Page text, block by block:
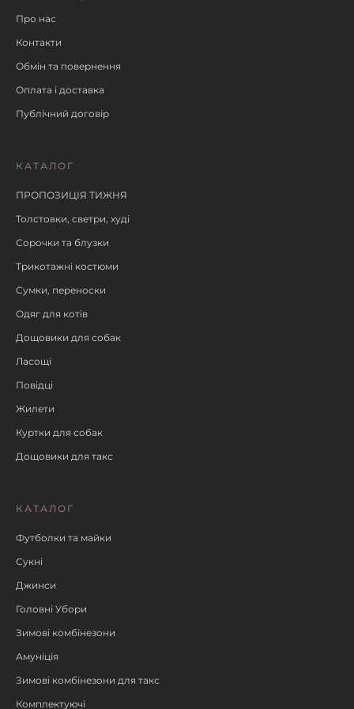
Про нас
Контакти
Обмін та повернення
Оплата і доставка
Публічний договір
КАТАЛОГ
ПРОПОЗИЦІЯ ТИЖНЯ
Толстовки, светри, худі
Сорочки та блузки
Трикотажні костюми
Сумки, переноски
Одяг для котів
Дощовики для собак
Ласощі
Повідці
Жилети
Куртки для собак
Дощовики для такс
КАТАЛОГ
Футболки та майки
Сукні
Джинси
Головні Убори
Зимові комбінезони
Амуніція
Зимові комбінезони для такс
Комплектуючі